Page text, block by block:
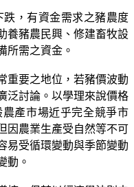
跌，有資金需求之豬農度
養豬農民興、修建畜牧設
所需之資金。
重要之地位，若豬價波動
泛討論。以學理來說價格
產市場近乎完全競爭市
因農業生產受自然等不可
易受循環變動與季節變動
動。